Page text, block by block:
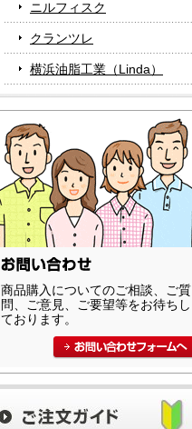
ニルフィスク
クランツレ
横浜油脂工業（Linda）
商品購入についてのご相談、ご質
問、ご意見、ご要望等をお待ちし
ております。